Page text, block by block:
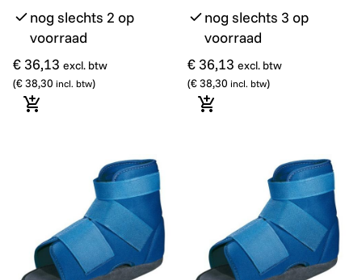
nog slechts 2 op
voorraad
€ 36,13 excl. btw
(€ 38,30 incl. btw)
In winkelmandje
nog slechts 3 op
voorraad
€ 36,13 excl. btw
(€ 38,30 incl. btw)
In winkelmandje